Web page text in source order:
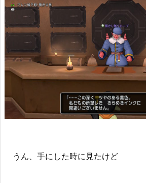
うん、手にした時に見たけど